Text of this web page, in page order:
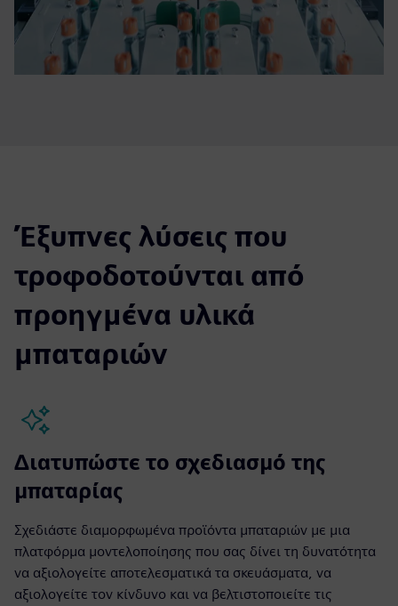
Έξυπνες λύσεις που
τροφοδοτούνται από
προηγμένα υλικά
μπαταριών
Διατυπώστε το σχεδιασμό της
μπαταρίας
Σχεδιάστε διαμορφωμένα προϊόντα μπαταριών με μια
πλατφόρμα μοντελοποίησης που σας δίνει τη δυνατότητα
να αξιολογείτε αποτελεσματικά τα σκευάσματα, να
αξιολογείτε τον κίνδυνο και να βελτιστοποιείτε τις